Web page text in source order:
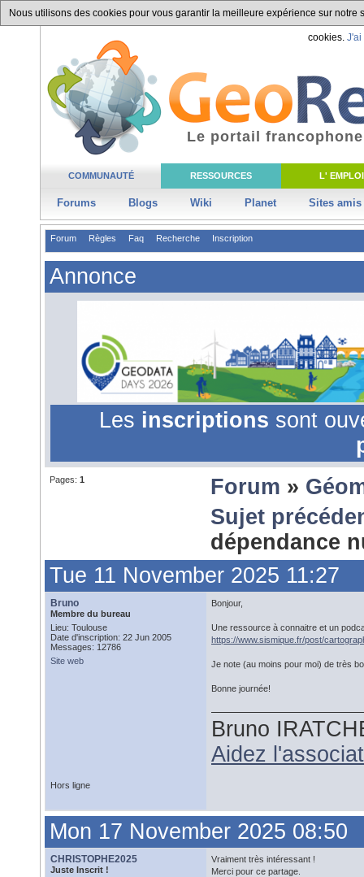
Nous utilisons des cookies pour vous garantir la meilleure expérience sur
cookies. J'ai
COMMUNAUTÉ RESSOURCES L' EMPLOI
Forums Blogs Wiki Planet Sites amis
Le portail
Forum Règles Faq Recherche Inscription
Annonce
Les inscriptions sont
Pages: 1 Forum »
Sujet
dépendance
Tue 11 November 2025 11:27
Bruno
Membre du bureau
Lieu: Toulouse
Date d'inscription: 22 Jun 2005
Messages: 12786
Site web
Bonjour,
Une ressource à connaitre et un
https://www.sismique.fr/post/
Je note (au moins pour moi) de très
Bonne journée!
Bruno
Aidez
Hors ligne
Mon 17 November 2025 08:50
CHRISTOPHE2025
Juste Inscrit !
Vraiment très intéressant !
Merci pour ce partage.